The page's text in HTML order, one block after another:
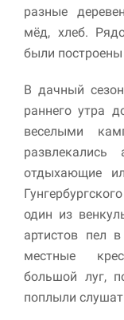
разные
мёд, хлеб.
были построены
В дачный
раннего утра
веселыми
развлекались
отдыхающие
один из
артистов пел
местные
большой луг,
поплыли